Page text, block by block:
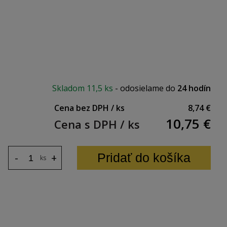
Skladom 11,5 ks - odosielame do 24 hodín
Cena bez DPH / ks
8,74 €
Cena s DPH / ks 10,75 €
ks +
- Pridať do košíka